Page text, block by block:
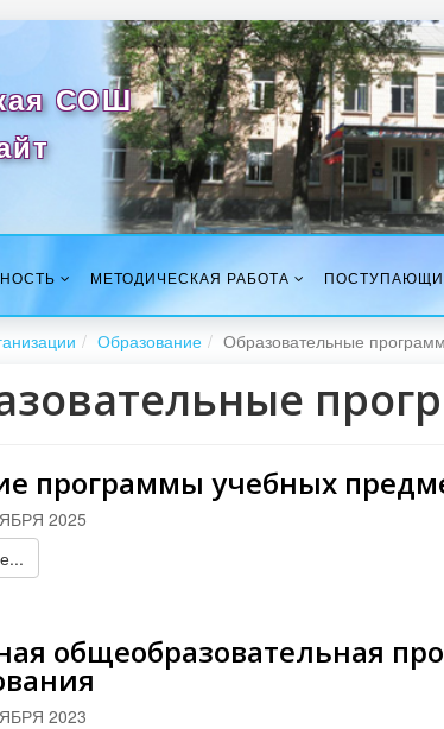
СОШ
МЕТОДИЧЕСКАЯ РАБОТА
Образование Образовательные
программы учебных
2025
общеобразовательная
2023